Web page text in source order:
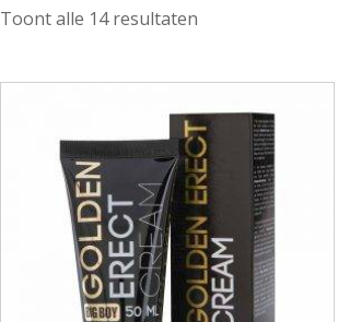
Toont alle 14 resultaten